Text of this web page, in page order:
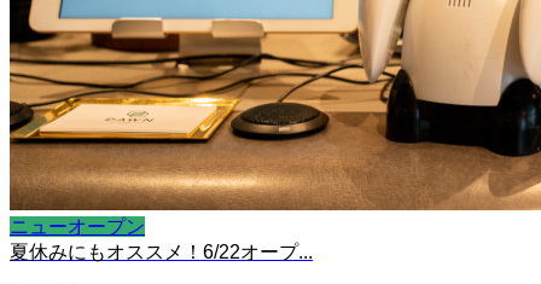
ニューオープン
夏休みにもオススメ！6/22オープ...